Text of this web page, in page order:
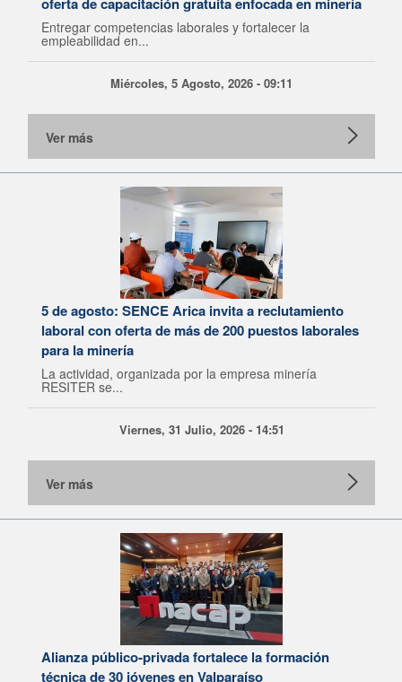
Entregar competencias laborales y fortalecer la
empleabilidad en...
Miércoles, 5 Agosto, 2026 - 09:11
Ver más
5 de agosto: SENCE Arica invita a reclutamiento
laboral con oferta de más de 200 puestos laborales
para la minería
La actividad, organizada por la empresa minería
RESITER se...
Viernes, 31 Julio, 2026 - 14:51
Ver más
Alianza público-privada fortalece la formación
técnica de 30 jóvenes en Valparaíso